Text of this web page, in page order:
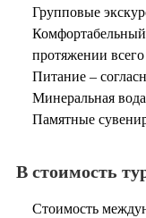
Групповые
протяжении всего
Питание –
Минеральная
Памятные
В стоимость
Стоимость